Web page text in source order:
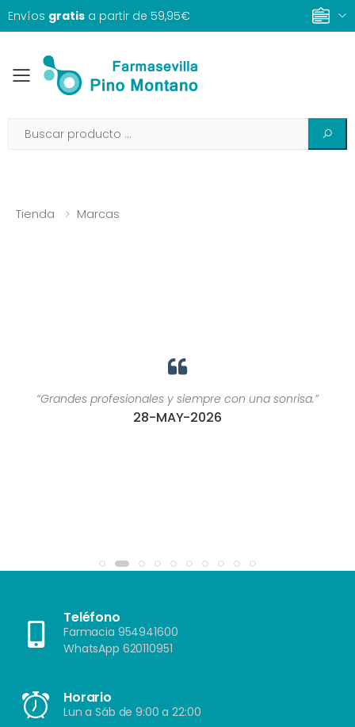
Envíos gratis a partir de 59,95€
Toggle mobile menu
Tienda Marcas
“Grandes profesionales y siempre con una sonrisa.”
28-MAY-2026
Teléfono
Farmacia 954941600
WhatsApp 620110951
Horario
Lun a Sáb de 9:00 a 22:00